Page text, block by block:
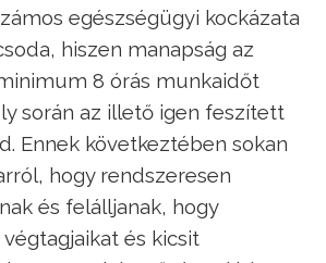
egészségügyi kockázata
hiszen manapság az
8 órás munkaidőt
során az illető igen feszített
Ennek következtében sokan
hogy rendszeresen
és felálljanak, hogy
és kicsit